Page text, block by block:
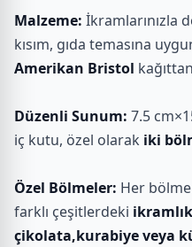
Malzeme: İkramlarınızla
kısım, gıda temasına
Amerikan Bristol
Düzenli Sunum: 7.5
iç kutu, özel olarak iki
Özel Bölmeler: Her
farklı çeşitlerdeki
çikolata,kurabiye veya